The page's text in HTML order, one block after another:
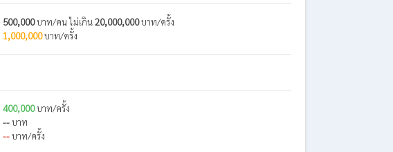
500,000บาท/คน ไม่เกิน20,000,000บาท/ครั้ง
1,000,000บาท/ครั้ง
400,000บาท/ครั้ง
--บาท
--บาท/ครั้ง